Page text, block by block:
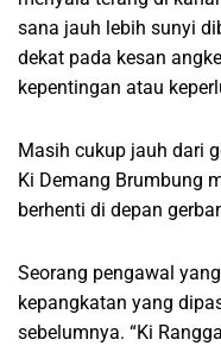
sana jauh lebih sunyi
dekat pada kesan
kepentingan atau
Masih cukup jauh dari
Ki Demang Brumbung
berhenti di depan
Seorang pengawal
kepangkatan yang
sebelumnya. “Ki